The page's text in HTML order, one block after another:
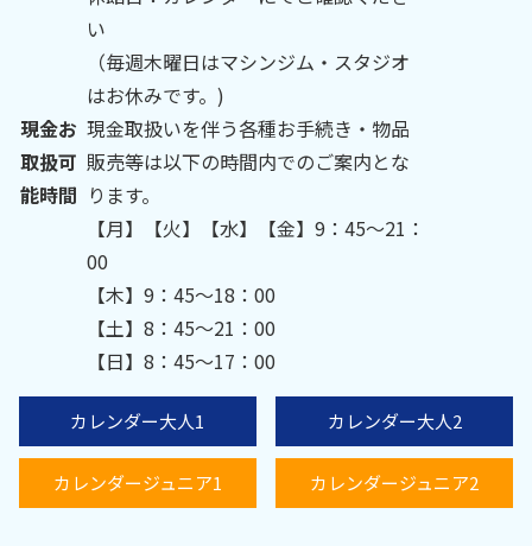
い
（毎週木曜日はマシンジム・スタジオ
はお休みです。)
現金お
取扱可
能時間
現金取扱いを伴う各種お手続き・物品
販売等は以下の時間内でのご案内とな
ります。
【月】【火】【水】【金】9：45～21：
00
【木】9：45～18：00
【土】8：45～21：00
【日】8：45～17：00
カレンダー大人1 カレンダー大人2
カレンダージュニア1 カレンダージュニア2